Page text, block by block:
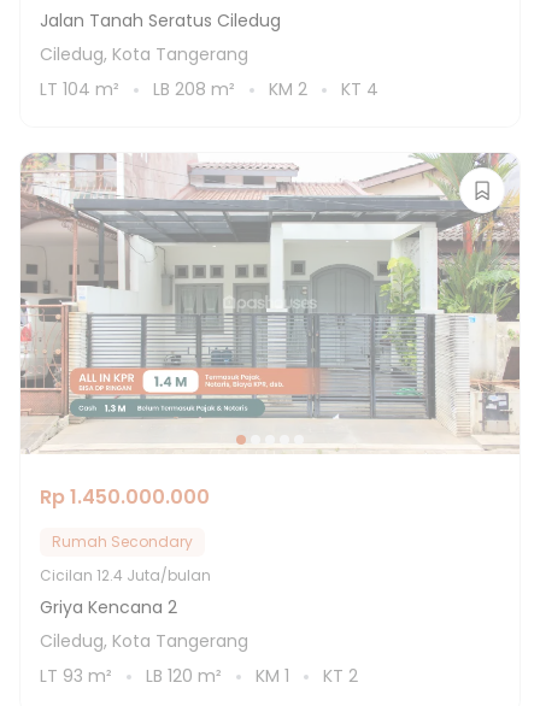
Jalan Tanah Seratus Ciledug
Ciledug, Kota Tangerang
LT 104 m² LB 208 m² KM 2 KT 4
Rp 1.450.000.000
Rumah Secondary
Cicilan 12.4 Juta/bulan
Griya Kencana 2
Ciledug, Kota Tangerang
LT 93 m² LB 120 m² KM 1 KT 2